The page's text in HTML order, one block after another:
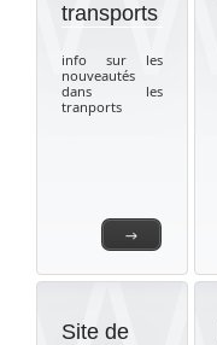
→
transports
info sur les
nouveautés
dans les
tranports
Site de